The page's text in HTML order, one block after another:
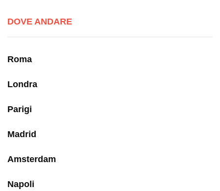
DOVE ANDARE
Roma
Londra
Parigi
Madrid
Amsterdam
Napoli